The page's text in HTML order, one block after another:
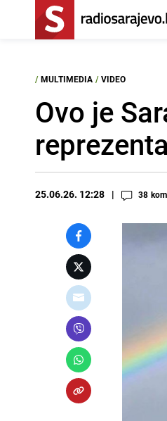
/ MULTIMEDIA / VIDEO
Ovo je
25.06.26. 12:28 38